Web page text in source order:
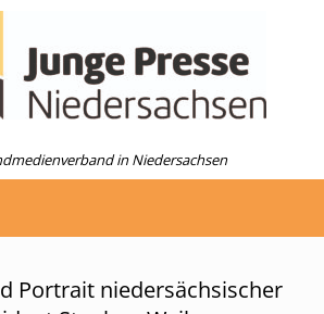
in Niedersachsen
Portrait niedersächsischer